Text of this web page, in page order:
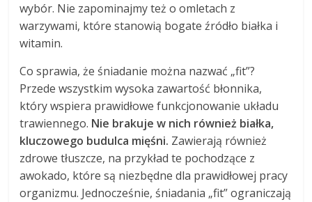
wybór. Nie zapominajmy też o omletach z
warzywami, które stanowią bogate źródło białka i
witamin.
Co sprawia, że śniadanie można nazwać „fit”?
Przede wszystkim wysoka zawartość błonnika,
który wspiera prawidłowe funkcjonowanie układu
trawiennego. Nie brakuje w nich również białka,
kluczowego budulca mięśni. Zawierają również
zdrowe tłuszcze, na przykład te pochodzące z
awokado, które są niezbędne dla prawidłowej pracy
organizmu. Jednocześnie, śniadania „fit” ograniczają